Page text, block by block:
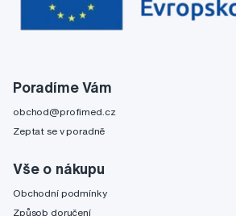
Poradíme Vám
obchod@profimed.cz
Zeptat se v poradně
Vše o nákupu
Obchodní podmínky
Způsob doručení